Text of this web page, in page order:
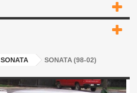
SONATA SONATA (98-02)